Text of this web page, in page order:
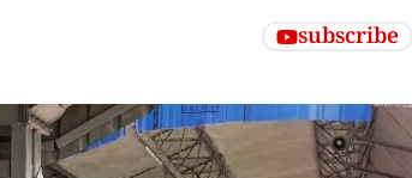
subscribe